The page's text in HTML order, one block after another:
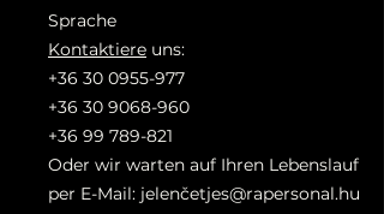
Sprache
Kontaktiere uns:
+36 30 0955-977
+36 30 9068-960
+36 99 789-821
Oder wir warten auf Ihren Lebenslauf
per E-Mail: jelenčetjes@rapersonal.hu